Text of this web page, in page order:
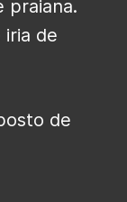
praiana.
iria de
de